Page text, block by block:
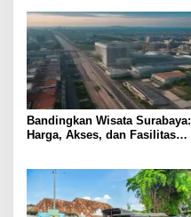
Bandingkan Wisata Surabaya:
Harga, Akses, dan Fasilitas